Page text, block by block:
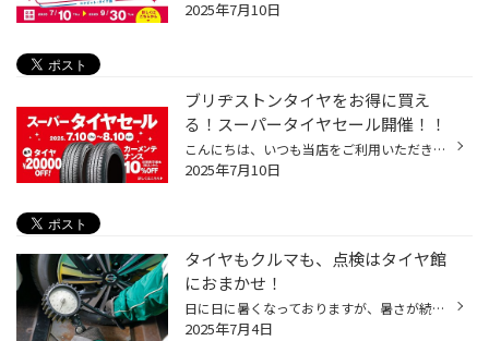
2025年7月10日
ブリヂストンタイヤをお得に買え
る！スーパータイヤセール開催！！
こんにちは、いつも当店をご利用いただきましてありがとうございます。 コクピット・タイヤ館では、ブリヂストンタイヤをお得に買える！ スーパータイヤセールを開催いたします！ ブリヂストンのタイヤを4本ご購入で最大20,000OFF！ タイヤをお得にご購入頂けるチャンスです！ 夏タイヤの交換やスタ...
2025年7月10日
タイヤもクルマも、点検はタイヤ館
におまかせ！
日に日に暑くなっておりますが、暑さが続く時期こそ「点検」が重要なんです！ より長く、より良い状態で、ご使用頂くために、タイヤ点検をおススメしております。 夏、猛暑こそ「タイヤ点検」、タイヤの空気圧をしっかりチェック！ おクルマの重さを支えるタイヤには、空気が入っているため、 暑さ...
2025年7月4日